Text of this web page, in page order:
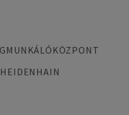
HEIDENHAIN